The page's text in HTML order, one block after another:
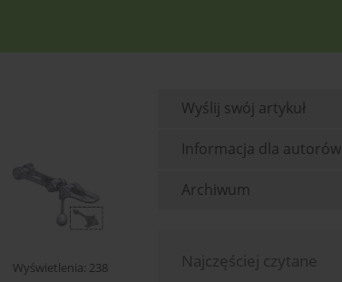
Wyświetlenia: 238
Wyślij swój artykuł
Informacja dla autorów
Archiwum
Najczęściej czytane